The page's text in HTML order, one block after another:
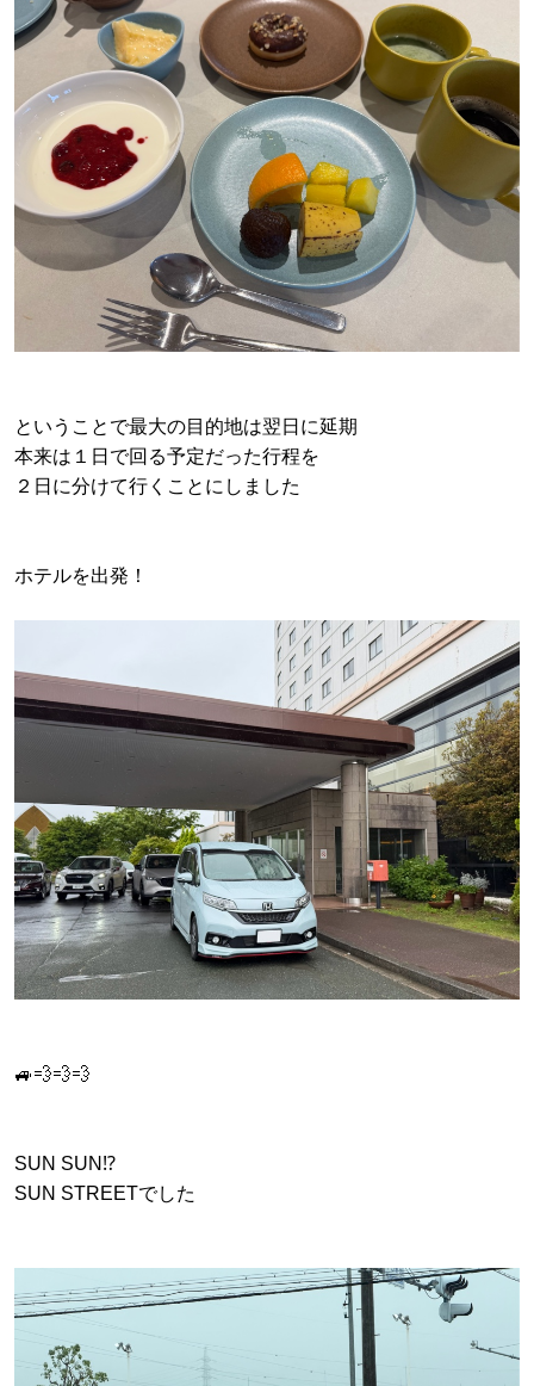
ということで最大の目的地は翌日に延期
本来は１日で回る予定だった行程を
２日に分けて行くことにしました
ホテルを出発！
🚙💨💨💨
SUN SUN⁉
SUN STREETでした